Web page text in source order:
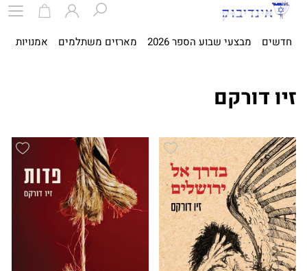
חדשים מבצעי שבוע הספר 2026 מארזים משתלמים אמנויות
זיו דורקם